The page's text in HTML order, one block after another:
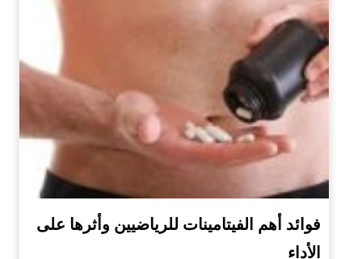
فوائد أهم الفيتامينات للرياضيين وأثرها على
الأداء